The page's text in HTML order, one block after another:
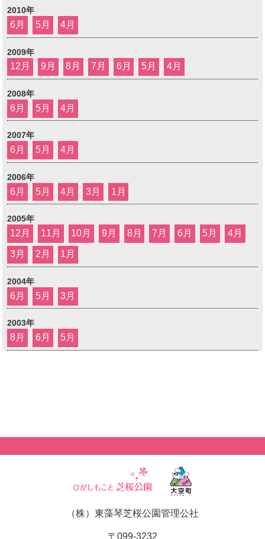
2010年
6月 5月 4月
2009年
12月 9月 8月 7月 6月 5月 4月
2008年
6月 5月 4月
2007年
6月 5月 4月
2006年
6月 5月 4月 3月 1月
2005年
12月 11月 10月 9月 8月 7月 6月 5月 4月
3月 2月 1月
2004年
6月 5月 3月
2003年
8月 6月 5月
（株）東藻琴芝桜公園管理公社
〒099-3232